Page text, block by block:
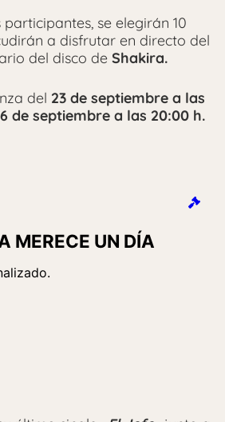
se elegirán 10
a disfrutar en directo del
del disco de Shakira.
del 23 de septiembre a las
de septiembre a las 20:00 h.